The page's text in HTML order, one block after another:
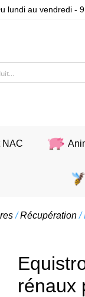
lundi au vendredi -
NAC
/Récupération/
rénaux